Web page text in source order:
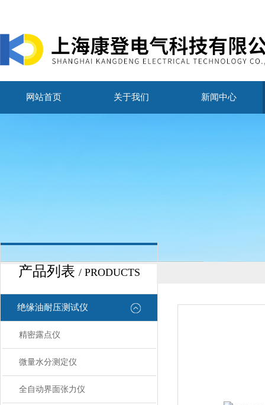
网站首页 关于我们 新闻中心
产品列表 / PRODUCTS
绝缘油耐压测试仪
精密露点仪
微量水分测定仪
全自动界面张力仪